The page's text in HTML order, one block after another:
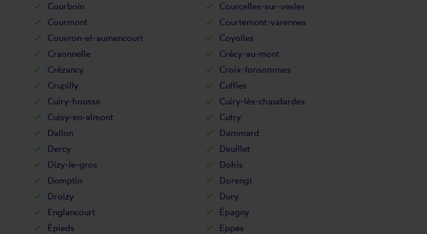
Courboin
Courcelles-sur-vesles
Courmont
Courtemont-varennes
Couvron-et-aumencourt
Coyolles
Craonnelle
Crécy-au-mont
Crézancy
Croix-fonsommes
Crupilly
Cuffies
Cuiry-housse
Cuiry-lès-chaudardes
Cuisy-en-almont
Cutry
Dallon
Dammard
Dercy
Deuillet
Dizy-le-gros
Dohis
Domptin
Dorengt
Droizy
Dury
Englancourt
Épagny
Épieds
Eppes